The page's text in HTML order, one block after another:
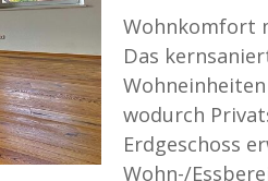
Wohnkomfort
Das
wodurch
Erdgeschoss
Wohn-/